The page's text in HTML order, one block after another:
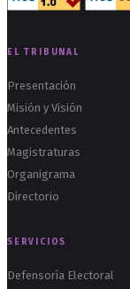
EL TRIBUNAL
Presentación
Misión y Visión
Antecedentes
Magistraturas
Organigrama
Directorio
SERVICIOS
Defensoría Electoral